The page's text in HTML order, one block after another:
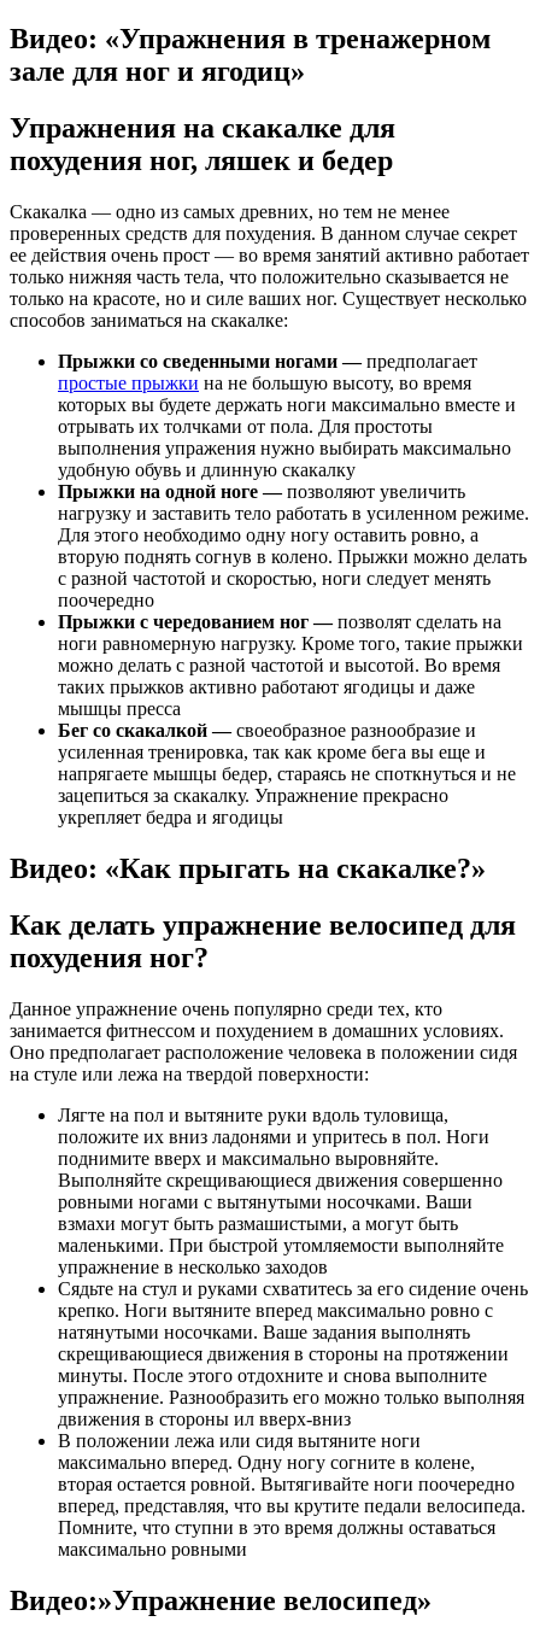
Видео: «Упражнения в тренажерном
зале для ног и ягодиц»
Упражнения на скакалке для
похудения ног, ляшек и бедер
Скакалка — одно из самых древних, но тем не менее
проверенных средств для похудения. В данном случае секрет
ее действия очень прост — во время занятий активно работает
только нижняя часть тела, что положительно сказывается не
только на красоте, но и силе ваших ног. Существует несколько
способов заниматься на скакалке:
Прыжки со сведенными ногами —предполагает
простые прыжки на не большую высоту, во время
которых вы будете держать ноги максимально вместе и
отрывать их толчками от пола. Для простоты
выполнения упражения нужно выбирать максимально
удобную обувь и длинную скакалку
Прыжки на одной ноге —позволяют увеличить
нагрузку и заставить тело работать в усиленном режиме.
Для этого необходимо одну ногу оставить ровно, а
вторую поднять согнув в колено. Прыжки можно делать
с разной частотой и скоростью, ноги следует менять
поочередно
Прыжки с чередованием ног —позволят сделать на
ноги равномерную нагрузку. Кроме того, такие прыжки
можно делать с разной частотой и высотой. Во время
таких прыжков активно работают ягодицы и даже
мышцы пресса
Бег со скакалкой —своеобразное разнообразие и
усиленная тренировка, так как кроме бега вы еще и
напрягаете мышцы бедер, стараясь не споткнуться и не
зацепиться за скакалку. Упражнение прекрасно
укрепляет бедра и ягодицы
Видео: «Как прыгать на скакалке?»
Как делать упражнение велосипед для
похудения ног?
Данное упражнение очень популярно среди тех, кто
занимается фитнессом и похудением в домашних условиях.
Оно предполагает расположение человека в положении сидя
на стуле или лежа на твердой поверхности:
Лягте на пол и вытяните руки вдоль туловища,
положите их вниз ладонями и упритесь в пол. Ноги
поднимите вверх и максимально выровняйте.
Выполняйте скрещивающиеся движения совершенно
ровными ногами с вытянутыми носочками. Ваши
взмахи могут быть размашистыми, а могут быть
маленькими. При быстрой утомляемости выполняйте
упражнение в несколько заходов
Сядьте на стул и руками схватитесь за его сидение очень
крепко. Ноги вытяните вперед максимально ровно с
натянутыми носочками. Ваше задания выполнять
скрещивающиеся движения в стороны на протяжении
минуты. После этого отдохните и снова выполните
упражнение. Разнообразить его можно только выполняя
движения в стороны ил вверх-вниз
В положении лежа или сидя вытяните ноги
максимально вперед. Одну ногу согните в колене,
вторая остается ровной. Вытягивайте ноги поочередно
вперед, представляя, что вы крутите педали велосипеда.
Помните, что ступни в это время должны оставаться
максимально ровными
Видео:»Упражнение велосипед»